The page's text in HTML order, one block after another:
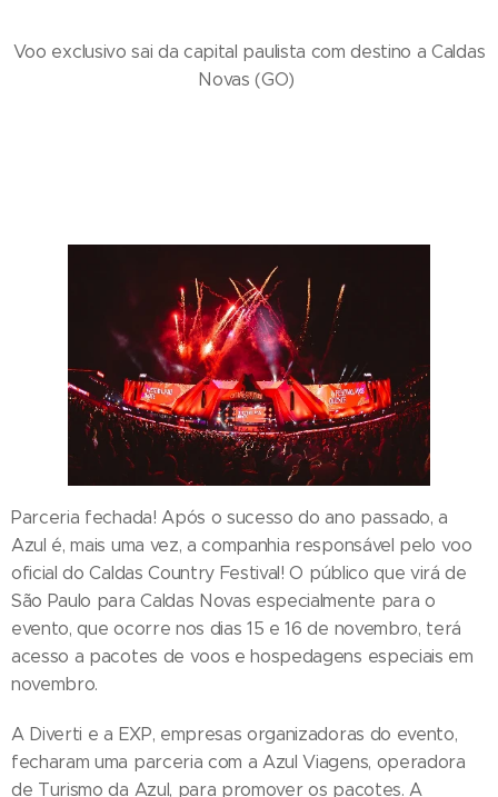
Voo exclusivo sai da capital paulista com destino a Caldas
Novas (GO)
Parceria fechada! Após o sucesso do ano passado, a
Azul é, mais uma vez, a companhia responsável pelo voo
oficial do Caldas Country Festival! O público que virá de
São Paulo para Caldas Novas especialmente para o
evento, que ocorre nos dias 15 e 16 de novembro, terá
acesso a pacotes de voos e hospedagens especiais em
novembro.
A Diverti e a EXP, empresas organizadoras do evento,
fecharam uma parceria com a Azul Viagens, operadora
de Turismo da Azul, para promover os pacotes. A